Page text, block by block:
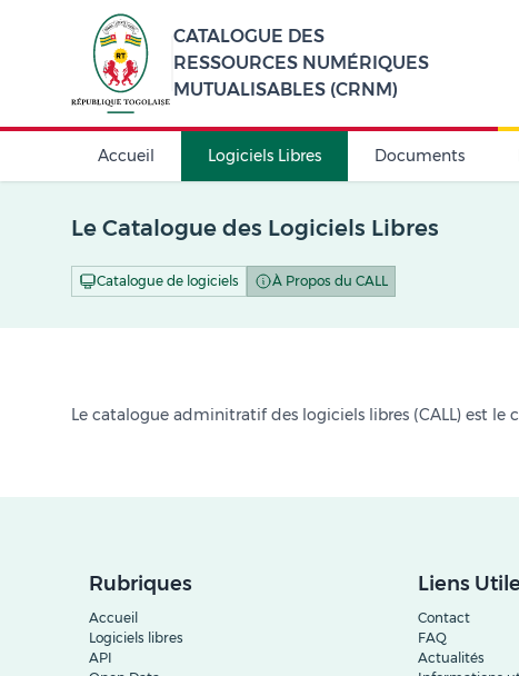
CATALOGUE DES
RESSOURCES NUMÉRIQUES
MUTUALISABLES (CRNM)
Accueil Logiciels Libres Documents
Le Catalogue des Logiciels Libres
Catalogue de logiciels À Propos du CALL
Le catalogue adminitratif des logiciels libres (CALL) est
Rubriques
Accueil
Logiciels libres
API
Liens
Contact
FAQ
Actualités